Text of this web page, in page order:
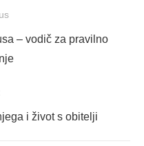
– vodič za pravilno
i život s obitelji